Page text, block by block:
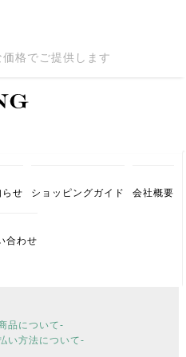
格でご提供します
せ ショッピングガイド 会社概要
合わせ
品について-
い方法について-